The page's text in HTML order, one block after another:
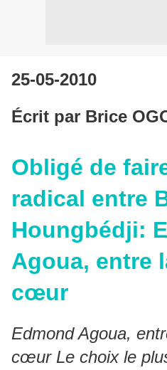
25-05-2010
Écrit par Brice
Obligé de
radical entre
Houngbédji:
Agoua, entre
cœur
Edmond Agoua,
cœur Le choix le